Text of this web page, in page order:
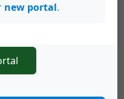
new portal.